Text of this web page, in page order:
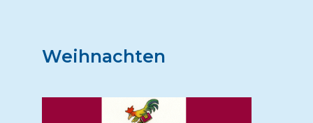
Weihnachten